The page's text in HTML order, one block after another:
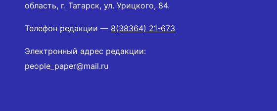
область, г. Татарск, ул. Урицкого, 84.
Телефон редакции — 8(38364) 21-673
Электронный адрес редакции:
people_paper@mail.ru